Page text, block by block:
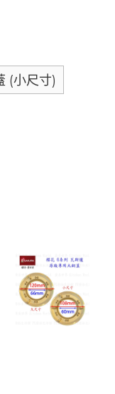
(小尺寸)